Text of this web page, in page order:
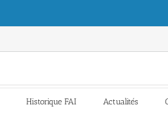
Historique FAI Actualités